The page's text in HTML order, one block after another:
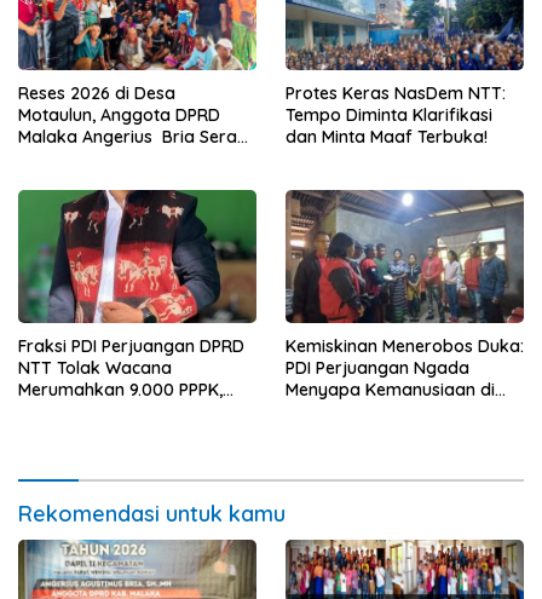
Reses 2026 di Desa
Motaulun, Anggota DPRD
Malaka Angerius Bria Serap
Protes Keras NasDem NTT:
Tempo Diminta Klarifikasi
dan Minta Maaf Terbuka!
Fraksi PDI Perjuangan DPRD
NTT Tolak Wacana
Merumahkan 9.000 PPPK,
Kemiskinan Menerobos Duka:
PDI Perjuangan Ngada
Menyapa Kemanusiaan di
Rekomendasi untuk kamu